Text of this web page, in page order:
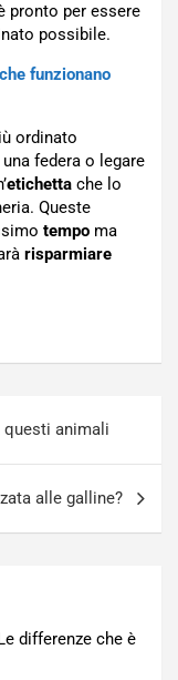
pronto per essere
possibile.
funzionano
ordinato
federa o legare
etichetta che lo
Queste
tempo ma
risparmiare
questi animali
alle galline?
differenze che è